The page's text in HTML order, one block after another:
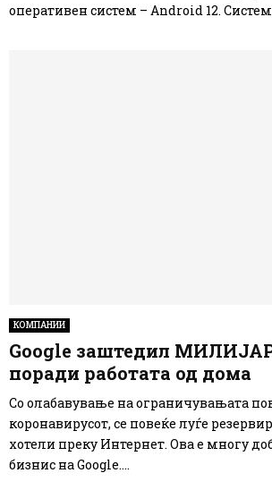
оперативен систем – Android 12.
КОМПАНИИ
Google заштедил
поради работата од дома
Со олабавување на ограничувањата
коронавирусот, се повеќе луѓе
хотели преку Интернет. Ова е многу
бизнис на Google....